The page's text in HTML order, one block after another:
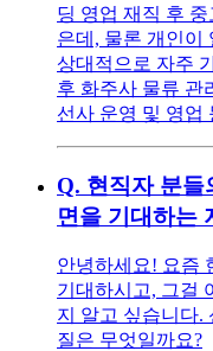
딩 영업 재직 후
은데, 물론 개인이
상대적으로 자주
후 화주사 물류 관
선사 운영 및 영업
Q. 현직자 분들
면을 기대하는
안녕하세요! 요즘
기대하시고, 그걸
지 알고 싶습니다.
질은 무엇일까요?